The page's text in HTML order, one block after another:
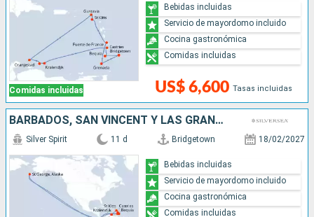
Comidas incluidas US$ 6,600 Tasas incluidas
Bebidas incluidas
Servicio de mayordomo incluido
Cocina gastronómica
Comidas incluidas
BARBADOS, SAN VINCENT Y LAS GRANADINAS, GRENADA, ANTIGUA Y BARBUDA, SANTA LUCIA
Silver Spirit 11 d Bridgetown 18/02/2027
Bebidas incluidas
Servicio de mayordomo incluido
Cocina gastronómica
Comidas incluidas